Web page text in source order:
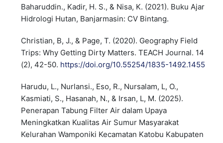
Baharuddin., Kadir, H. S., & Nisa, K. (2021). Buku Ajar
Hidrologi Hutan, Banjarmasin: CV Bintang.
Christian, B, J., & Page, T. (2020). Geography Field
Trips: Why Getting Dirty Matters. TEACH Journal. 14
(2), 42-50. https://doi.org/10.55254/1835-1492.1455
Harudu, L., Nurlansi., Eso, R., Nursalam, L, O.,
Kasmiati, S., Hasanah, N., & Irsan, L, M. (2025).
Penerapan Tabung Filter Air dalam Upaya
Meningkatkan Kualitas Air Sumur Masyarakat
Kelurahan Wamponiki Kecamatan Katobu Kabupaten